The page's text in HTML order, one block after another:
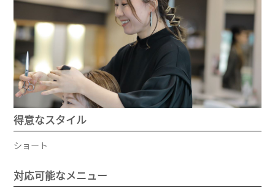
得意なスタイル
ショート
対応可能なメニュー